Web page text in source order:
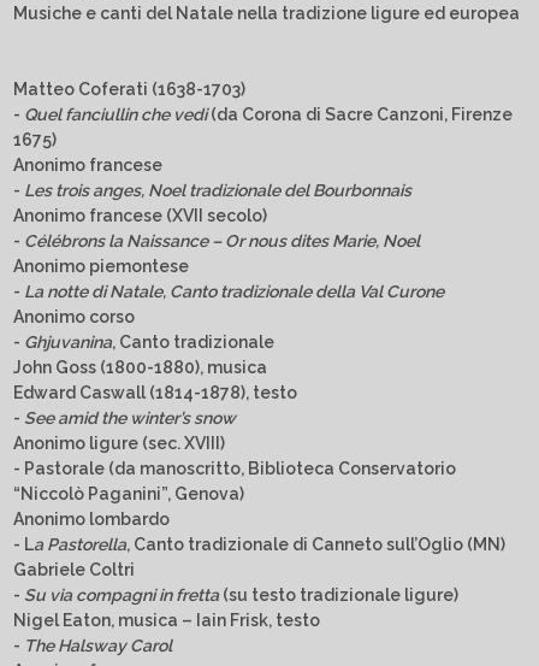
Musiche e canti del Natale nella tradizione ligure ed europea
Matteo Coferati (1638-1703)
- Quel fanciullin che vedi(da Corona di Sacre Canzoni, Firenze
1675)
Anonimo francese
- Les trois anges, Noel tradizionale del Bourbonnais
Anonimo francese (XVII secolo)
- Célébrons la Naissance – Or nous dites Marie, Noel
Anonimo piemontese
- La notte di Natale, Canto tradizionale della Val Curone
Anonimo corso
- Ghjuvanina, Canto tradizionale
John Goss (1800-1880), musica
Edward Caswall (1814-1878), testo
- See amid the winter’s snow
Anonimo ligure (sec. XVIII)
- Pastorale (da manoscritto, Biblioteca Conservatorio
“Niccolò Paganini”, Genova)
Anonimo lombardo
- La Pastorella, Canto tradizionale di Canneto sull’Oglio (MN)
Gabriele Coltri
- Su via compagni in fretta (su testo tradizionale ligure)
Nigel Eaton, musica – Iain Frisk, testo
- The Halsway Carol